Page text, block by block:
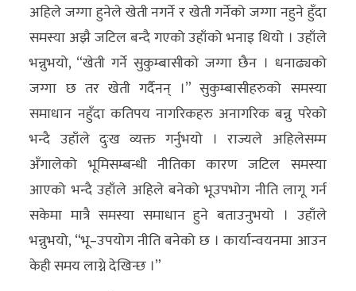
अहिले जग्गा हुनेले खेती नगर्ने र खेती गर्नेको जग्गा नहुने हुँदा
समस्या अझै जटिल बन्दै गएको उहाँको भनाइ थियो । उहाँले
भन्नुभयो, “खेती गर्ने सुकुम्बासीको जग्गा छैन । धनाढ्यको
जग्गा छ तर खेती गर्दैनन् ।” सुकुम्बासीहरुको समस्या
समाधान नहुँदा कतिपय नागरिकहरु अनागरिक बन्नु परेको
भन्दै उहाँले दुःख व्यक्त गर्नुभयो । राज्यले अहिलेसम्म
अँगालेको भूमिसम्बन्धी नीतिका कारण जटिल समस्या
आएको भन्दै उहाँले अहिले बनेको भूउपभोग नीति लागू गर्न
सकेमा मात्रै समस्या समाधान हुने बताउनुभयो । उहाँले
भन्नुभयो, “भू–उपयोग नीति बनेको छ । कार्यान्वयनमा आउन
केही समय लाग्ने देखिन्छ ।”